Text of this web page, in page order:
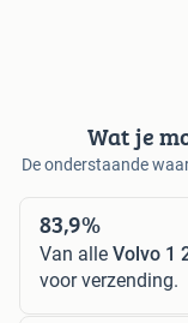
Wat je
De onderstaande
83,9%
Van alle Volvo 1
voor verzending.